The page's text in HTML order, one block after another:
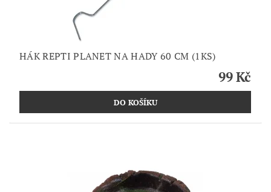
HÁK REPTI PLANET NA HADY 60 CM (1KS)
99 Kč